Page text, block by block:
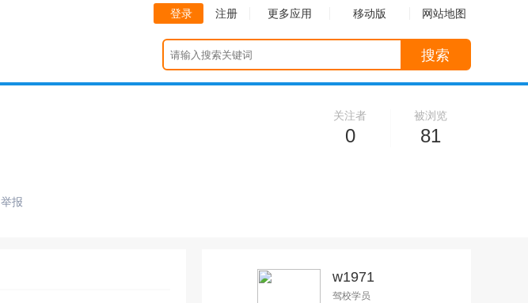
登录 注册 更多应用 移动版 网站地图
搜索
举报
被浏览
81
关注者
0
w1971
驾校学员